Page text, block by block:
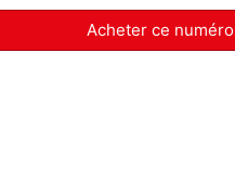
Acheter ce numéro